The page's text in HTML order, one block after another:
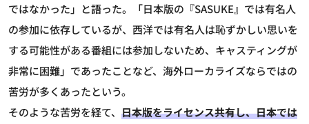
ではなかった」と語った。「日本版の『SASUKE』では有名人
の参加に依存しているが、西洋では有名人は恥ずかしい思いを
する可能性がある番組には参加しないため、キャスティングが
非常に困難」であったことなど、海外ローカライズならではの
苦労が多くあったという。
そのような苦労を経て、 日本版をライセンス共有し、日本では